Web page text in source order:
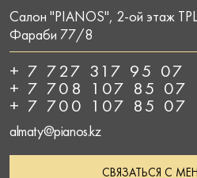
Салон "PIANOS", 2-ой этаж
Фараби 77/8
+ 7 727 317 95 07
+ 7 708 107 85 07
+ 7 700 107 85 07
almaty@pianos.kz
СВЯЗАТЬСЯ С